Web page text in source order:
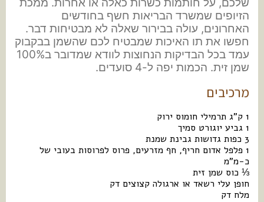
הזיופים שמשרד הבריאות חשף בחודשים
האחרונים, עולה בבירור שאלה לא מבטיחות דבר.
חפשו את תו האיכות שמבטיח לכם שהשמן בבקבוק
עמד בכל הבדיקות הנחוצות לוודא שמדובר ב100%
שמן זית. הכמות יפה ל-4 סועדים.
מרכיבים
1 ק”ג תרמילי חומוס ירוק
1 גביע יוגורט סמיך
3 כפות גדושות גבינת שמנת
1 פלפל אדום חריף, חף מזרעים, פרוס לפרוסות בעובי של
כ-מ”מ
⅓ כוס שמן זית
חופן עלי רשאד או ארגולה קצוצים דק
מלח דק